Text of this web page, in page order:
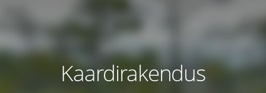
Kaardirakendus